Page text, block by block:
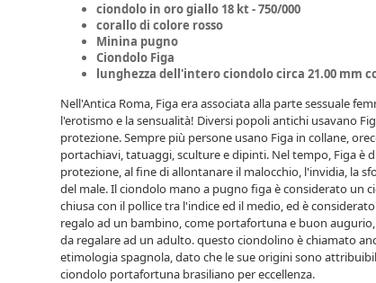
ciondolo in oro giallo 18 kt - 750/000
corallo di colore rosso
Minina pugno
Ciondolo Figa
lunghezza dell'intero ciondolo circa 21.00 mm
Nell'Antica Roma, Figa era associata alla parte sessuale
l'erotismo e la sensualità! Diversi popoli antichi usavano
protezione. Sempre più persone usano Figa in collane,
portachiavi, tatuaggi, sculture e dipinti. Nel tempo, Figa è
protezione, al fine di allontanare il malocchio, l'invidia, la
del male. Il ciondolo mano a pugno figa è considerato un
chiusa con il pollice tra l'indice ed il medio, ed è
regalo ad un bambino, come portafortuna e buon
da regalare ad un adulto. questo ciondolino è chiamato
etimologia spagnola, dato che le sue origini sono
ciondolo portafortuna brasiliano per eccellenza.